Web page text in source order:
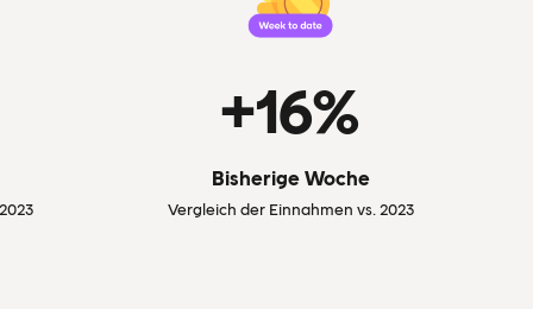
+16%
Bisherige Woche
Vergleich der Einnahmen vs. 2023